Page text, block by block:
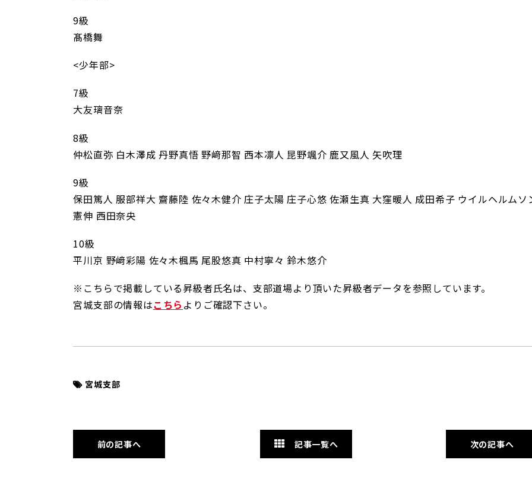
9級
髙橋舞
<少年部>
7級
大友璃音奈
8級
仲松直弥 白木澤成 丹野真悟 野﨑那智 西本凛人 昆野颯介 鹿又風人 矢吹理
9級
保田篤人 服部祥大 齋藤陸 佐々木健介 庄子太陽 庄子心悠 佐瀬生真 大窪暖人 成田希子 ウイルヘルムソ
憲伸 西田奈央
10級
平川京 野﨑彩陽 佐々木楓馬 尾股悠真 中村寧々 鈴木悠介
※こちらで掲載している昇級者氏名は、支部道場より頂いた昇級者データを参照しています。
宮城支部の情報はこちら よりご確認下さい。
宮城支部
前の記事へ 記事一覧へ 次の記事へ